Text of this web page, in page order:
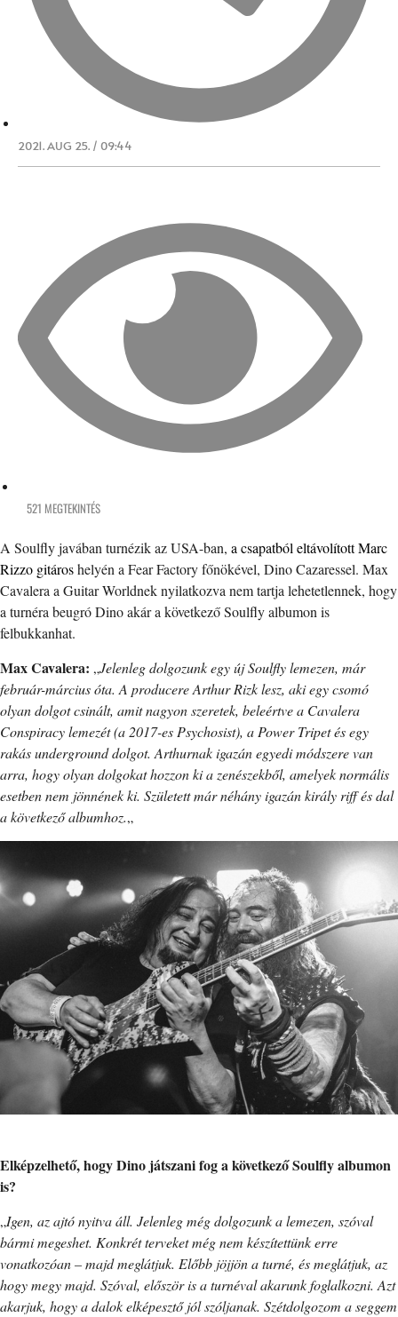
2021. AUG 25. / 09:44
521 MEGTEKINTÉS
A Soulfly javában turnézik az USA-ban, a csapatból eltávolított Marc
Rizzo gitároshelyén a Fear Factory főnökével, Dino Cazaressel. Max
Cavalera a Guitar Worldnek nyilatkozva nem tartja lehetetlennek, hogy
a turnéra beugró Dino akár a következő Soulfly albumon is
felbukkanhat.
Max Cavalera: „Jelenleg dolgozunk egy új Soulfly lemezen, már
február-március óta. A producere Arthur Rizk lesz, aki egy csomó
olyan dolgot csinált, amit nagyon szeretek, beleértve a Cavalera
Conspiracy lemezét (a 2017-es Psychosist), a Power Tripet és egy
rakás underground dolgot. Arthurnak igazán egyedi módszere van
arra, hogy olyan dolgokat hozzon ki a zenészekből, amelyek normális
esetben nem jönnének ki. Született már néhány igazán király riff és dal
a következő albumhoz.„
Elképzelhető, hogy Dino játszani fog a következő Soulfly albumon
is?
„Igen, az ajtó nyitva áll. Jelenleg még dolgozunk a lemezen, szóval
bármi megeshet. Konkrét terveket még nem készítettünk erre
vonatkozóan – majd meglátjuk. Előbb jöjjön a turné, és meglátjuk, az
hogy megy majd. Szóval, először is a turnéval akarunk foglalkozni. Azt
akarjuk, hogy a dalok elképesztő jól szóljanak. Szétdolgozom a seggem